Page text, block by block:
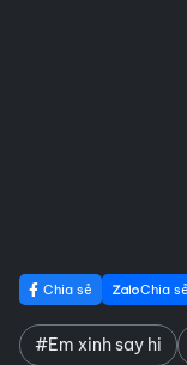
Chia sẻ Chia sẻ
#Em xinh say hi